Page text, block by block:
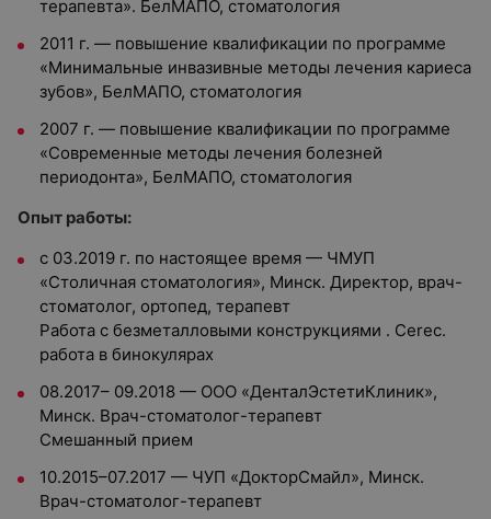
терапевта». БелМАПО, стоматология
2011 г. — повышение квалификации по программе
«Минимальные инвазивные методы лечения кариеса
зубов», БелМАПО, стоматология
2007 г. — повышение квалификации по программе
«Современные методы лечения болезней
периодонта», БелМАПО, стоматология
Опыт работы:
с 03.2019 г. по настоящее время — ЧМУП
«Столичная стоматология», Минск. Директор, врач-
стоматолог, ортопед, терапевт
Работа с безметалловыми конструкциями . Cerec.
работа в бинокулярах
08.2017– 09.2018 — ООО «ДенталЭстетиКлиник»,
Минск. Врач-стоматолог-терапевт
Смешанный прием
10.2015–07.2017 — ЧУП «ДокторСмайл», Минск.
Врач-стоматолог-терапевт